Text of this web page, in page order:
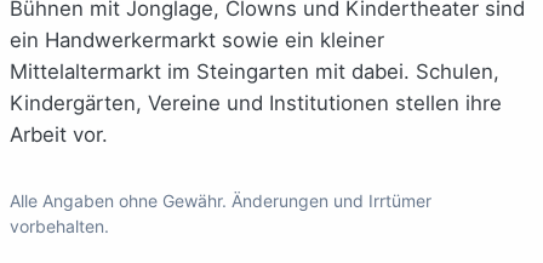
Bühnen mit Jonglage, Clowns und Kindertheater sind
ein Handwerkermarkt sowie ein kleiner
Mittelaltermarkt im Steingarten mit dabei. Schulen,
Kindergärten, Vereine und Institutionen stellen ihre
Arbeit vor.
Alle Angaben ohne Gewähr. Änderungen und Irrtümer
vorbehalten.